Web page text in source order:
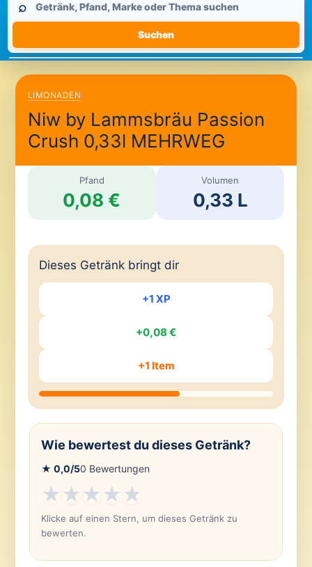
durchsuchen
⌕
Suchen
LIMONADEN
Niw by Lammsbräu Passion
Crush 0,33l MEHRWEG
Pfand
0,08 €
Volumen
0,33 L
Dieses Getränk bringt dir
+1 XP
+0,08 €
+1 Item
Wie bewertest du dieses Getränk?
★ 0,0/50 Bewertungen
★★★★★
Klicke auf einen Stern, um dieses Getränk zu
bewerten.